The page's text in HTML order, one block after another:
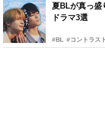
夏BLが真っ盛
ドラマ3選
#BL #コントラスト